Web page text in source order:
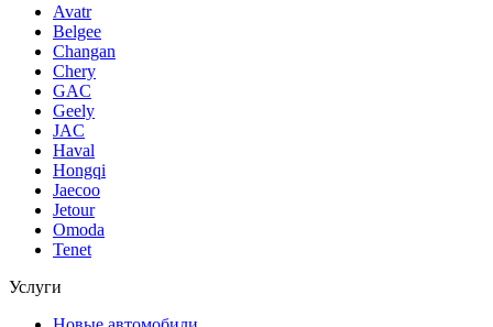
Avatr
Belgee
Changan
Chery
GAC
Geely
JAC
Haval
Hongqi
Jaecoo
Jetour
Omoda
Tenet
Услуги